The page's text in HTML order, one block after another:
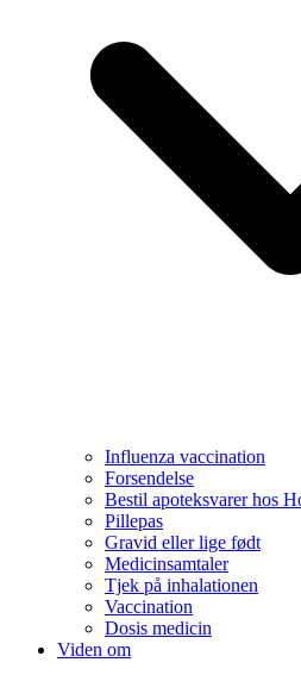
Influenza vaccination
Forsendelse
Bestil apoteksvarer hos
Pillepas
Gravid eller lige født
Medicinsamtaler
Tjek på inhalationen
Vaccination
Dosis medicin
Viden om